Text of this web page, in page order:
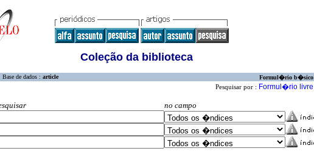
Coleção da biblioteca
Base de dados : article Formul�rio b�sico
Pesquisar por : Formul�rio livre
no campo